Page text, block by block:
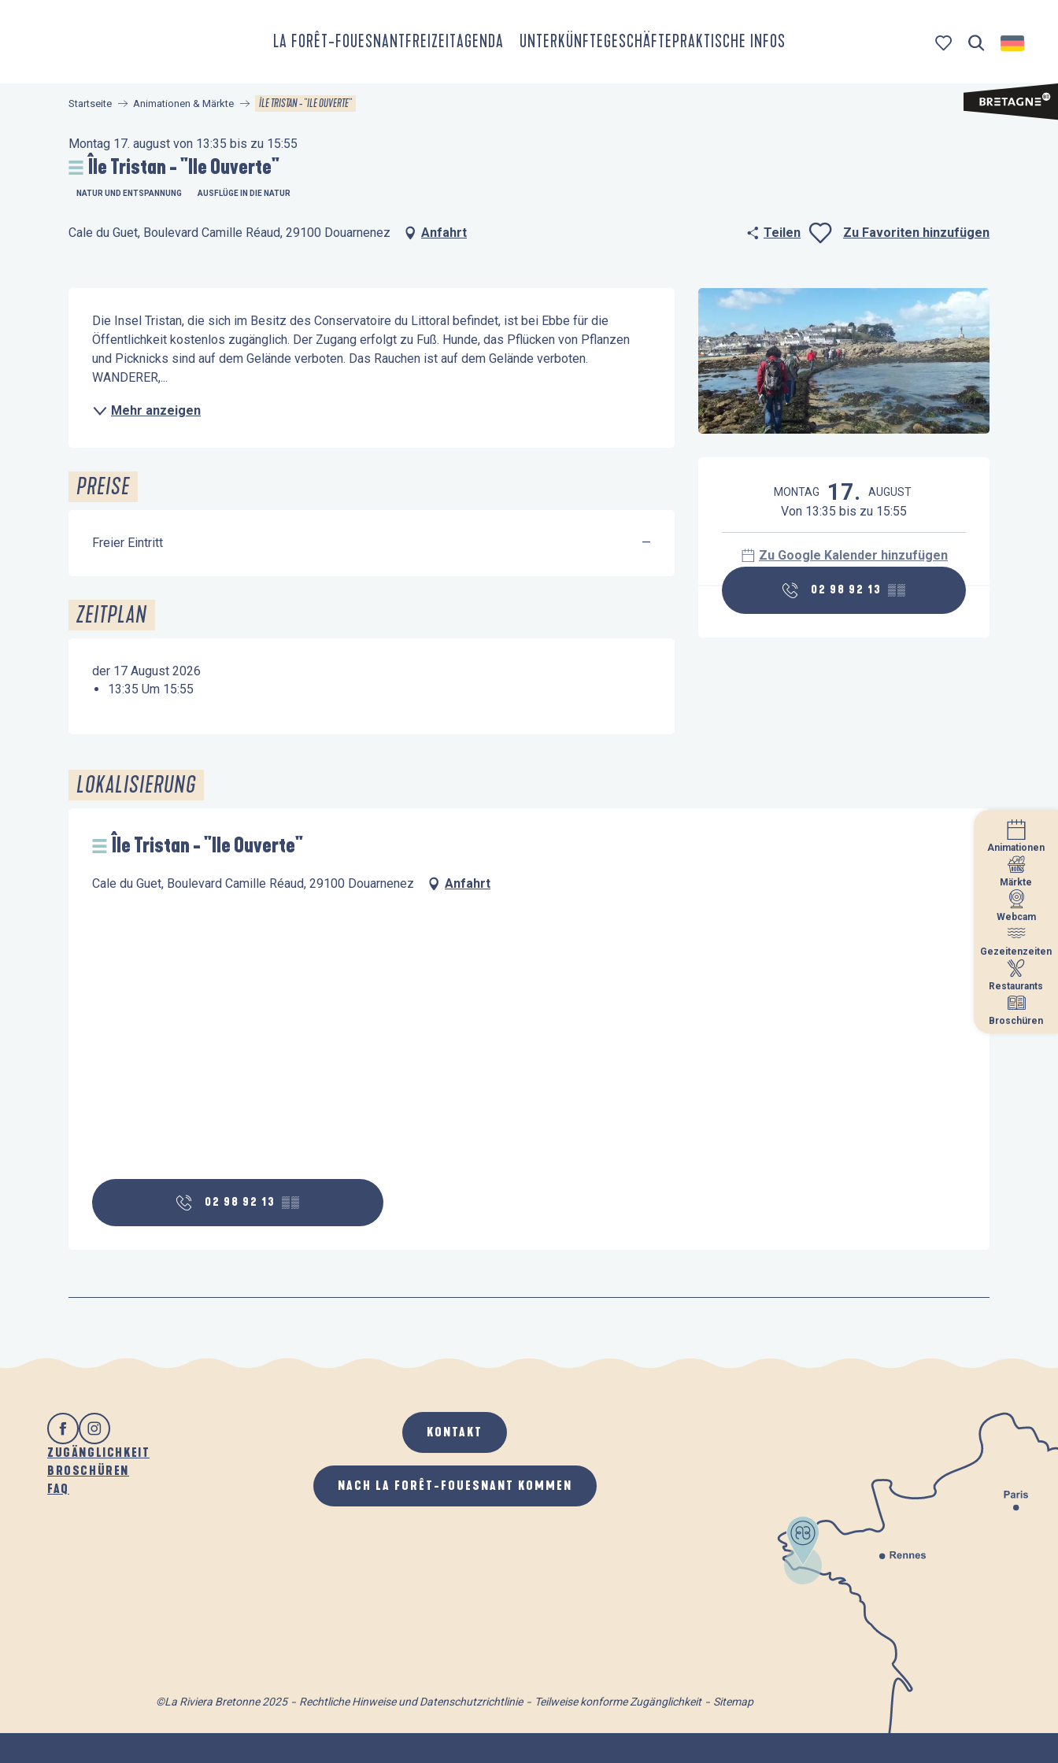
LA FORÊT-FOUESNANTFREIZEITAGENDA UNTERKÜNFTEGESCHÄFTEPRAKTISCHE INFOS
Animationen
Märkte
Webcam
Gezeitenzeiten
Restaurants
Broschüren
Startseite Animationen & Märkte ÎLE TRISTAN - "ILE OUVERTE"
Montag 17. august von 13:35 bis zu 15:55
Île Tristan - "Ile Ouverte"
NATUR UND ENTSPANNUNG AUSFLÜGE IN DIE NATUR
Cale du Guet, Boulevard Camille Réaud, 29100 Douarnenez Anfahrt Teilen Zu Favoriten hinzufügen
Öffnungszeiten & Kontaktdaten
MONTAG 17. AUGUST
Von 13:35 bis zu 15:55
Zu Google Kalender hinzufügen
02 98 92 13 ▒▒
Beschreibung
Die Insel Tristan, die sich im Besitz des Conservatoire du Littoral befindet, ist bei Ebbe für die
Öffentlichkeit kostenlos zugänglich. Der Zugang erfolgt zu Fuß. Hunde, das Pflücken von Pflanzen
und Picknicks sind auf dem Gelände verboten. Das Rauchen ist auf dem Gelände verboten.
WANDERER,...
Mehr anzeigen
PREISE
Freier Eintritt —
ZEITPLAN
der 17 August 2026
13:35 Um 15:55
LOKALISIERUNG
Île Tristan - "Ile Ouverte"
Cale du Guet, Boulevard Camille Réaud, 29100 Douarnenez Anfahrt
02 98 92 13 ▒▒
ZUGÄNGLICHKEIT
BROSCHÜREN
FAQ
KONTAKT
NACH LA FORÊT-FOUESNANT KOMMEN
©La Riviera Bretonne 2025 Rechtliche Hinweise und Datenschutzrichtlinie Teilweise konforme Zugänglichkeit Sitemap